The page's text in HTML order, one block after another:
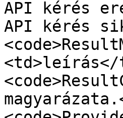
API kérés
API kérés
<td>leírás</